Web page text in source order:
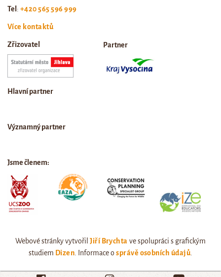
Tel : +420 565 596 999
Více kontaktů
Zřizovatel Partner
Hlavní partner
Významný partner
Jsme členem:
Webové stránky vytvořilJiří Brychta ve spolupráci s grafickým
studiem Dizen . Informace osprávě osobních údajů